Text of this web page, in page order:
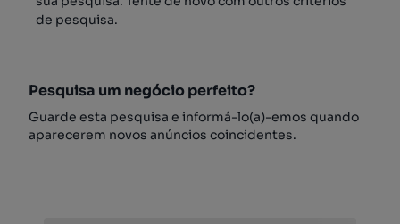
de pesquisa.
Pesquisa um negócio perfeito?
Guarde esta pesquisa e informá-lo(a)-emos quando
aparecerem novos anúncios coincidentes.